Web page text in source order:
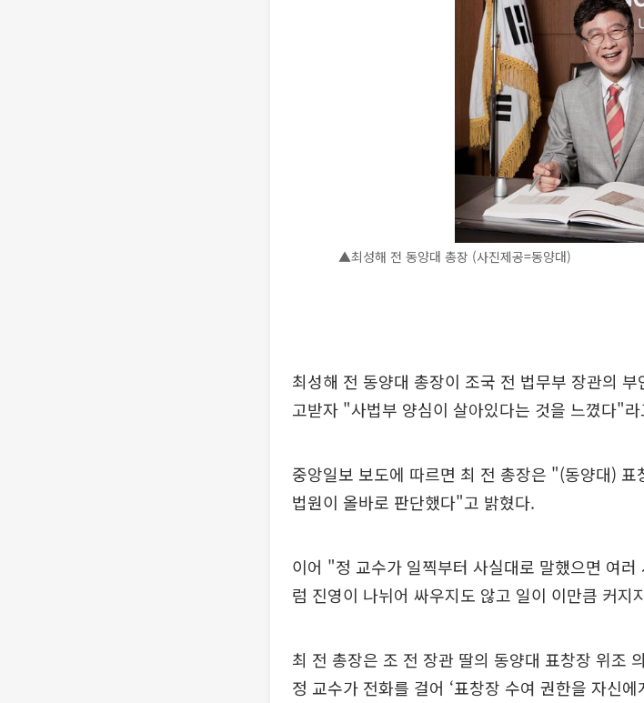
▲최성해 전 동양대 총장 (사진제공=동양대)
최성해 전 동양대 총장이 조국 전 법무부 장관의
고받자 "사법부 양심이 살아있다는 것을 느꼈다"
중앙일보 보도에 따르면 최 전 총장은 "(동양대)
법원이 올바로 판단했다"고 밝혔다.
이어 "정 교수가 일찍부터 사실대로 말했으면 여
럼 진영이 나뉘어 싸우지도 않고 일이 이만큼 커지
최 전 총장은 조 전 장관 딸의 동양대 표창장 위조
정 교수가 전화를 걸어 ‘표창장 수여 권한을 자신